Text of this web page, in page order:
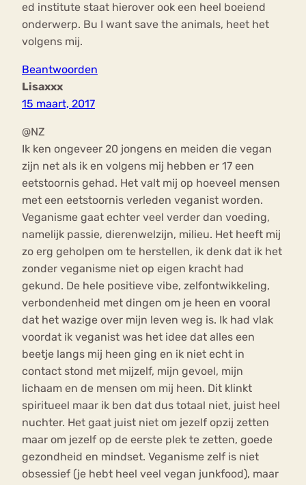
ed institute staat hierover ook een heel boeiend
onderwerp. Bu I want save the animals, heet het
volgens mij.
Beantwoorden
Lisaxxx
15 maart, 2017
@NZ
Ik ken ongeveer 20 jongens en meiden die vegan
zijn net als ik en volgens mij hebben er 17 een
eetstoornis gehad. Het valt mij op hoeveel mensen
met een eetstoornis verleden veganist worden.
Veganisme gaat echter veel verder dan voeding,
namelijk passie, dierenwelzijn, milieu. Het heeft mij
zo erg geholpen om te herstellen, ik denk dat ik het
zonder veganisme niet op eigen kracht had
gekund. De hele positieve vibe, zelfontwikkeling,
verbondenheid met dingen om je heen en vooral
dat het wazige over mijn leven weg is. Ik had vlak
voordat ik veganist was het idee dat alles een
beetje langs mij heen ging en ik niet echt in
contact stond met mijzelf, mijn gevoel, mijn
lichaam en de mensen om mij heen. Dit klinkt
spiritueel maar ik ben dat dus totaal niet, juist heel
nuchter. Het gaat juist niet om jezelf opzij zetten
maar om jezelf op de eerste plek te zetten, goede
gezondheid en mindset. Veganisme zelf is niet
obsessief (je hebt heel veel vegan junkfood), maar